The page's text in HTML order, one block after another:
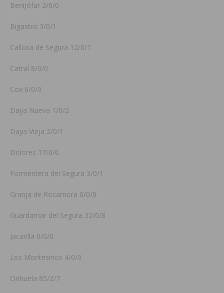
Benijófar 2/0/0
Bigastro 3/0/1
Callosa de Segura 12/0/1
Catral 8/0/0
Cox 6/0/0
Daya Nueva 1/0/2
Daya Vieja 2/0/1
Dolores 17/0/6
Formentera del Segura 3/0/1
Granja de Rocamora 0/0/0
Guardamar del Segura 32/0/8
Jacarilla 0/0/0
Los Montesinos 4/0/0
Orihuela 85/2/7